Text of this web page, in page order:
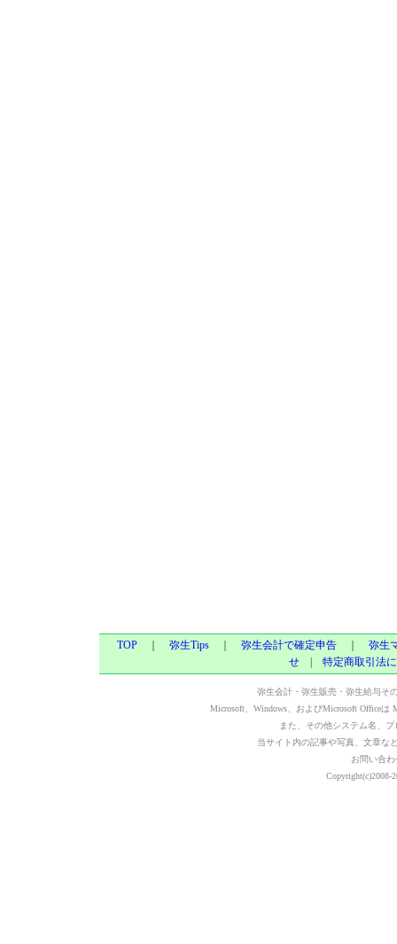
TOP 弥生Tips 弥生会計で確定申告
弥生
せ
特定商取引法
弥生会計・弥生販売・弥生給与そ
Microsoft、Windows、およびMicrosoft Office
また、その他システム名、
当サイト内の記事や写真、文章な
お問い合わ
Copyright(c)2008-